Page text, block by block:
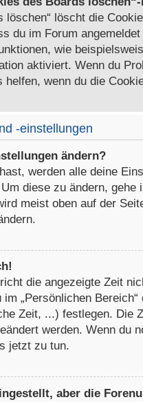
löschen“ löscht die
du im Forum
wie
aktiviert. Wenn du
helfen, wenn du die
-einstellungen
ändern?
werden alle deine
diese zu ändern, gehe
meist oben auf der
die angezeigte Zeit
im „Persönlichen
Zeit, ...) festlegen. Die
werden. Wenn du
jetzt zu tun.
aber die